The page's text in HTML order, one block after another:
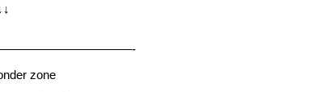
zone